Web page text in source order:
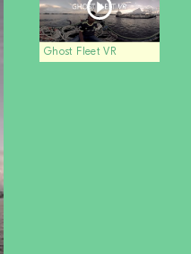
Ghost Fleet VR